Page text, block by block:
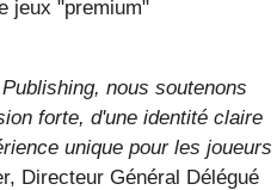
jeux "premium"
nous soutenons
forte, d'une identité claire
unique pour les joueurs
Directeur Général Délégué